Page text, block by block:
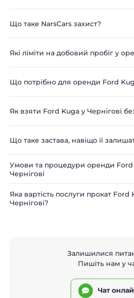
Що таке NarsCars захист?
Які ліміти на добовий пробіг у
Що потрібно для оренди Ford
Як взяти Ford Kuga у Чернігові
Що таке застава, навіщо її
Умови та процедури оренди Ford
Чернігові
Яка вартість послуги прокат Ford
Чернігові?
Залишилися
Пишіть нам у
Чат